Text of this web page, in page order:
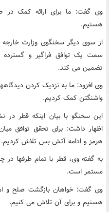
وی گفت: ما برای ارائه کمک در
هستیم.
از سوی دیگر سخنگوی وزارت خارجه
سمت یک توافق فراگیر و
تضمین می کند.
وی افزود: ما به نزدیک کردن
واشنگتن کمک کردیم.
این سخنگو با بیان اینکه قطر
اظهار داشت: برای تحقق توافق
هرمز و ادامه آتش بس تلاش کردیم.
به گفته وی، قطر با تمام طرفها
مستمر است.
وی گفت: خواهان بازگشت صلح و
هستیم و برای آن تلاش می کنیم.